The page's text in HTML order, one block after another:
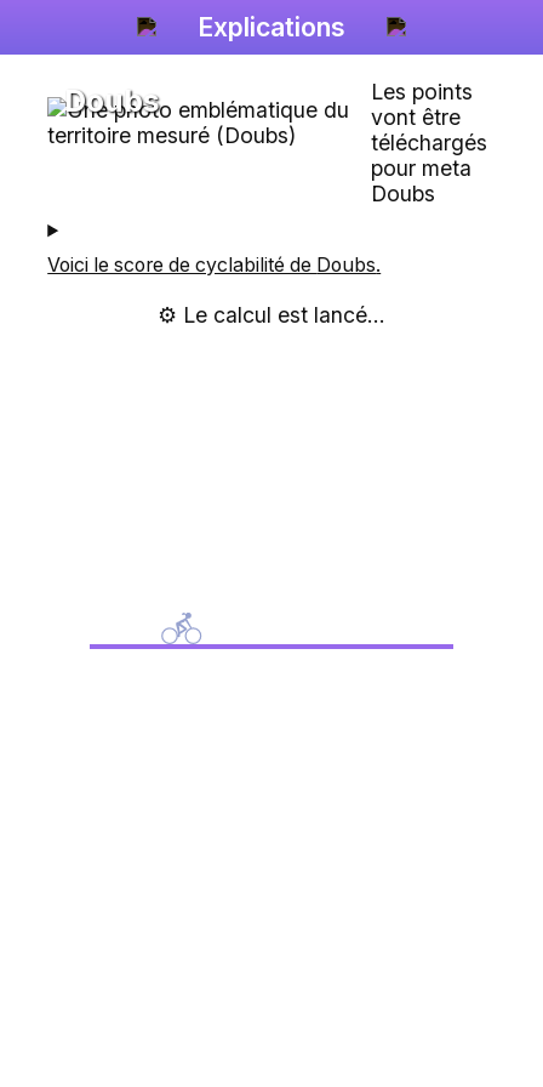
Explications
Doubs
Les points
vont être
téléchargés
pour meta
Doubs
Voici le score de cyclabilité de Doubs.
⚙️ Le calcul est lancé...